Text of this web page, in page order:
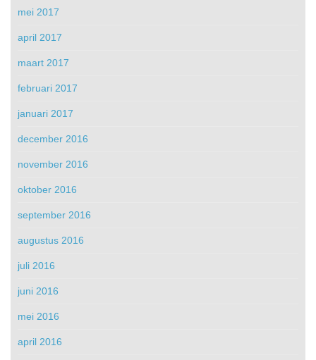
mei 2017
april 2017
maart 2017
februari 2017
januari 2017
december 2016
november 2016
oktober 2016
september 2016
augustus 2016
juli 2016
juni 2016
mei 2016
april 2016